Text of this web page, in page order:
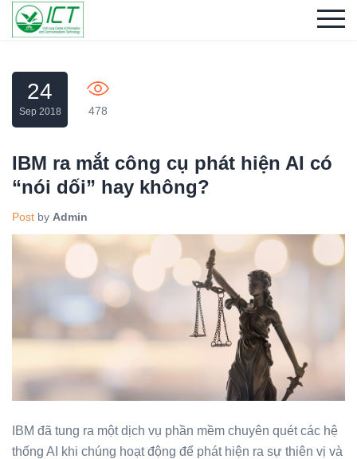
24
Sep 2018 478
IBM ra mắt công cụ phát hiện AI có
“nói dối” hay không?
Post by Admin
IBM đã tung ra một dịch vụ phần mềm chuyên quét các hệ
thống AI khi chúng hoạt động để phát hiện ra sự thiên vị và